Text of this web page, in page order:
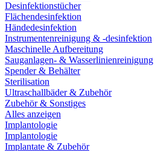
Desinfektionstücher
Flächendesinfektion
Händedesinfektion
Instrumentenreinigung & -desinfektion
Maschinelle Aufbereitung
Sauganlagen- & Wasserlinienreinigung
Spender & Behälter
Sterilisation
Ultraschallbäder & Zubehör
Zubehör & Sonstiges
Alles anzeigen
Implantologie
Implantologie
Implantate & Zubehör